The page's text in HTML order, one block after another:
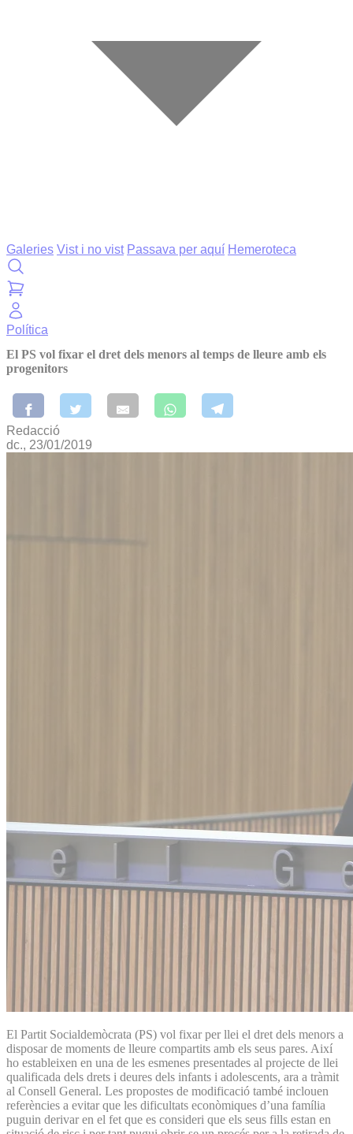
Galeries Vist i no vist Passava per aquí Hemeroteca
Política
El PS vol fixar el dret dels menors al temps de lleure amb els
progenitors
Redacció
dc., 23/01/2019
El Partit Socialdemòcrata (PS) vol fixar per llei el dret dels menors a
disposar de moments de lleure compartits amb els seus pares. Així
ho estableixen en una de les esmenes presentades al projecte de llei
qualificada dels drets i deures dels infants i adolescents, ara a tràmit
al Consell General. Les propostes de modificació també inclouen
referències a evitar que les dificultats econòmiques d’una família
puguin derivar en el fet que es consideri que els seus fills estan en